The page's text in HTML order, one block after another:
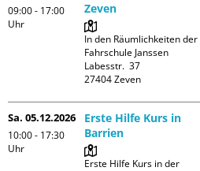
09:00 - 17:00
Uhr
Zeven
In den Räumlichkeiten der
Fahrschule Janssen
Labesstr.  37
Sa. 05.12.2026
10:00 - 17:30
Uhr
Erste Hilfe Kurs in
Barrien
Erste Hilfe Kurs in der